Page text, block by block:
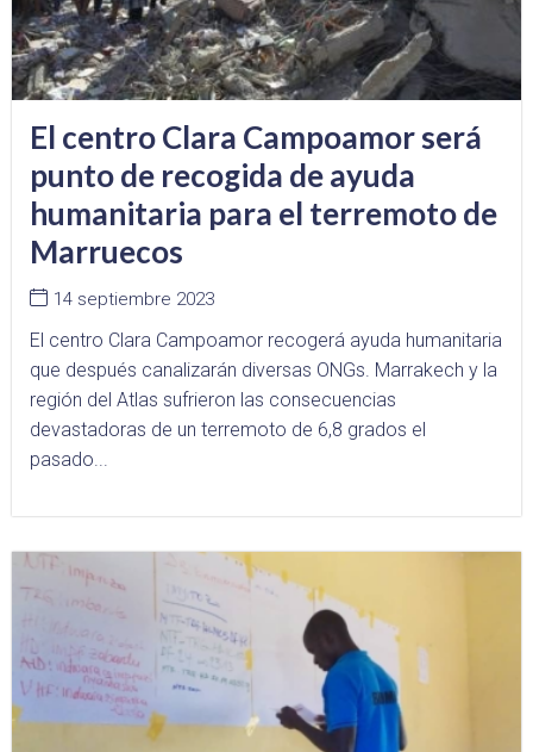
El centro Clara Campoamor será
punto de recogida de ayuda
humanitaria para el terremoto de
Marruecos
14 septiembre 2023
El centro Clara Campoamor recogerá ayuda humanitaria
que después canalizarán diversas ONGs. Marrakech y la
región del Atlas sufrieron las consecuencias
devastadoras de un terremoto de 6,8 grados el
pasado...